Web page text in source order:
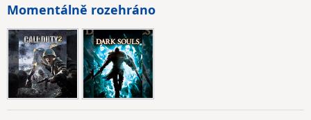
Momentálně rozehráno